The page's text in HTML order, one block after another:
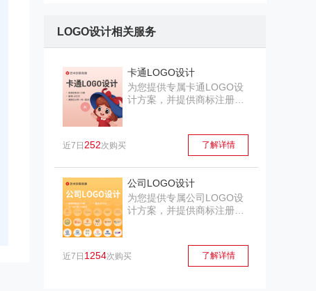
LOGO设计相关服务
卡通LOGO设计
为您提供专属卡通LOGO设
计方案，并提供商标注册服
近7日 252次购买 了解详情
公司LOGO设计
为您提供专属公司LOGO设
计方案，并提供商标注册服
近7日 1254次购买 了解详情